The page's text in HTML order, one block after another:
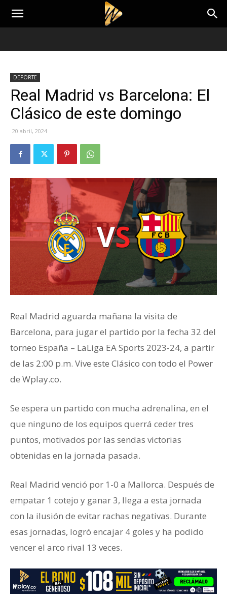
DEPORTE
Real Madrid vs Barcelona: El
Clásico de este domingo
20 abril, 2024
Real Madrid aguarda mañana la visita de
Barcelona, para jugar el partido por la fecha 32 del
torneo España – LaLiga EA Sports 2023-24, a partir
de las 2:00 p.m. Vive este Clásico con todo el Power
de Wplay.co.
Se espera un partido con mucha adrenalina, en el
que ninguno de los equipos querrá ceder tres
puntos, motivados por las sendas victorias
obtenidas en la jornada pasada.
Real Madrid venció por 1-0 a Mallorca. Después de
empatar 1 cotejo y ganar 3, llega a esta jornada
con la ilusión de evitar rachas negativas. Durante
esas jornadas, logró encajar 4 goles y ha podido
vencer el arco rival 13 veces.